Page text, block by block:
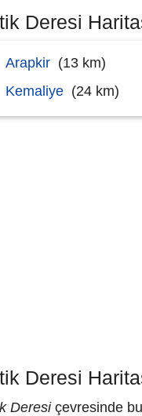
Deresi
Arapkir (13 km)
Kemaliye (24 km)
Deresi
Deresiçevresinde